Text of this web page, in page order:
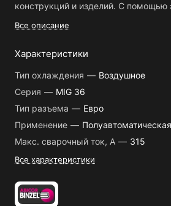
конструкций и изделий. С помощью
можно легко и быстро выполнить
использовании. Она оборудована
управления, что позволяет быстро и
сварочный ток. Также она
охлаждением, что обеспечивает
производительность и долгий срок
данная горелка очень удобна в
занимает много места.
Все описание
Характеристики
Тип охлаждения — Воздушное
Серия — MIG 36
Тип разъема — Евро
Применение —
Макс. сварочный ток, А — 315
Все характеристики